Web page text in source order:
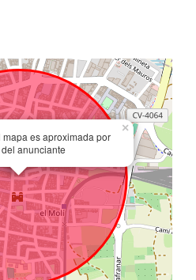
es aproximada por
anunciante
×